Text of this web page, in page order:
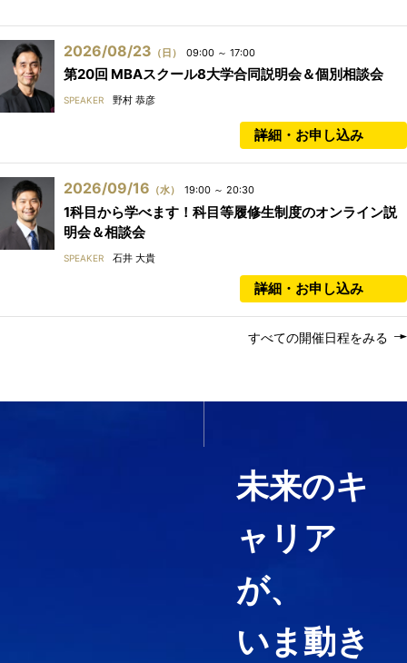
2026/08/23 （日） 09:00 ～ 17:00
第20回 MBAスクール8大学合同説明会＆個別相談会
SPEAKER 野村 恭彦
詳細・お申し込み
2026/09/16 （水） 19:00 ～ 20:30
1科目から学べます！科目等履修生制度のオンライン説
明会＆相談会
SPEAKER 石井 大貴
詳細・お申し込み
すべての開催日程をみる
未来のキ
ャリア
が、
いま動き